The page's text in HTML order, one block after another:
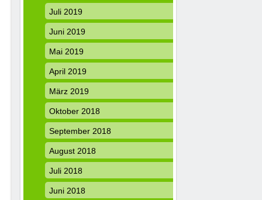
Juli 2019
Juni 2019
Mai 2019
April 2019
März 2019
Oktober 2018
September 2018
August 2018
Juli 2018
Juni 2018